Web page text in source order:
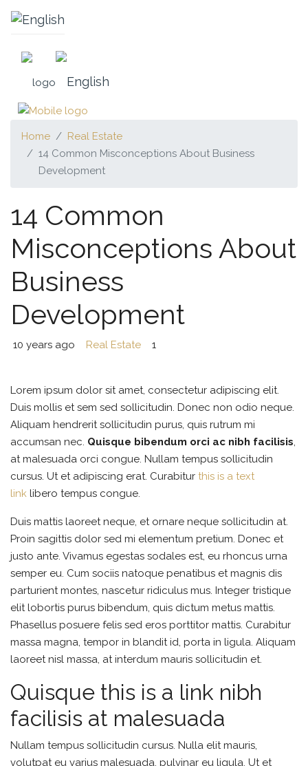
Home
Real Estate
14 Common Misconceptions About Business
Development
14 Common
Misconceptions About
Business
Development
10 years ago Real Estate 1
Lorem ipsum dolor sit amet, consectetur adipiscing elit.
Duis mollis et sem sed sollicitudin. Donec non odio neque.
Aliquam hendrerit sollicitudin purus, quis rutrum mi
accumsan nec. Quisque bibendum orci ac nibh facilisis,
at malesuada orci congue. Nullam tempus sollicitudin
cursus. Ut et adipiscing erat. Curabitur this is a text
link libero tempus congue.
Duis mattis laoreet neque, et ornare neque sollicitudin at.
Proin sagittis dolor sed mi elementum pretium. Donec et
justo ante. Vivamus egestas sodales est, eu rhoncus urna
semper eu. Cum sociis natoque penatibus et magnis dis
parturient montes, nascetur ridiculus mus. Integer tristique
elit lobortis purus bibendum, quis dictum metus mattis.
Phasellus posuere felis sed eros porttitor mattis. Curabitur
massa magna, tempor in blandit id, porta in ligula. Aliquam
laoreet nisl massa, at interdum mauris sollicitudin et.
Quisque this is a link nibh
facilisis at malesuada
Nullam tempus sollicitudin cursus. Nulla elit mauris,
volutpat eu varius malesuada, pulvinar eu ligula. Ut et